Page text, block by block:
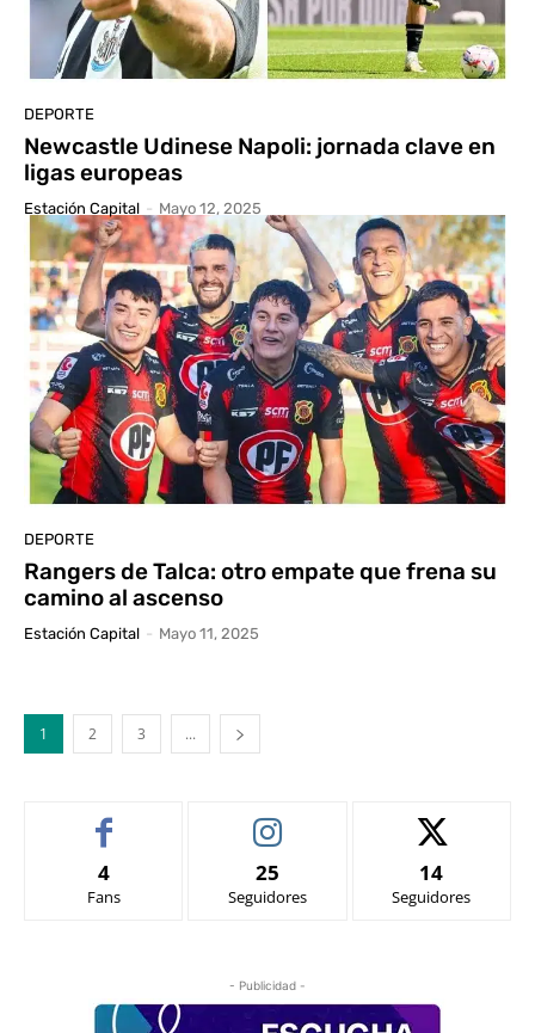
DEPORTE
Newcastle Udinese Napoli: jornada clave en
ligas europeas
Estación Capital - Mayo 12, 2025
DEPORTE
Rangers de Talca: otro empate que frena su
camino al ascenso
Estación Capital - Mayo 11, 2025
1 2 3 ...
4
Fans
25
Seguidores
14
Seguidores
- Publicidad -